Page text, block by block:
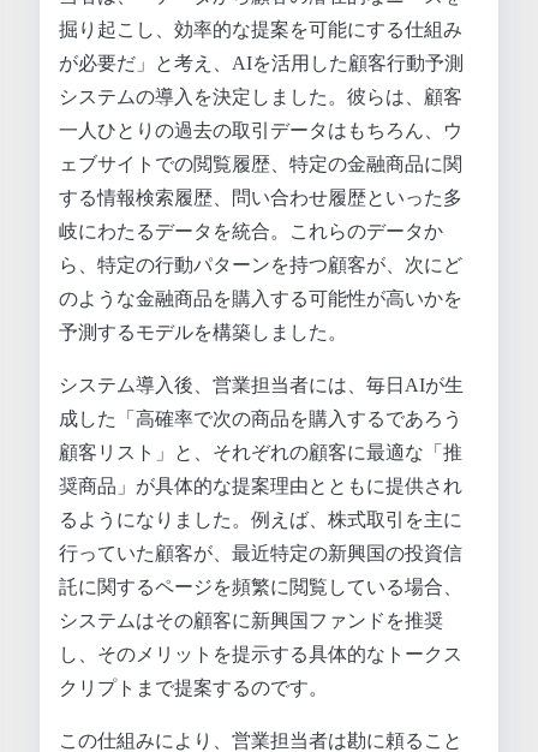
掘り起こし、効率的な提案を可能にする仕組み
が必要だ」と考え、AIを活用した顧客行動予測
システムの導入を決定しました。彼らは、顧客
一人ひとりの過去の取引データはもちろん、ウ
ェブサイトでの閲覧履歴、特定の金融商品に関
する情報検索履歴、問い合わせ履歴といった多
岐にわたるデータを統合。これらのデータか
ら、特定の行動パターンを持つ顧客が、次にど
のような金融商品を購入する可能性が高いかを
予測するモデルを構築しました。
システム導入後、営業担当者には、毎日AIが生
成した「高確率で次の商品を購入するであろう
顧客リスト」と、それぞれの顧客に最適な「推
奨商品」が具体的な提案理由とともに提供され
るようになりました。例えば、株式取引を主に
行っていた顧客が、最近特定の新興国の投資信
託に関するページを頻繁に閲覧している場合、
システムはその顧客に新興国ファンドを推奨
し、そのメリットを提示する具体的なトークス
クリプトまで提案するのです。
この仕組みにより、営業担当者は勘に頼ること